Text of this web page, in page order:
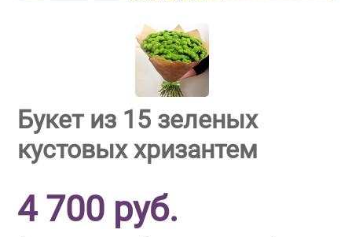
Букет из 15 зеленых
кустовых хризантем
4 700 руб.